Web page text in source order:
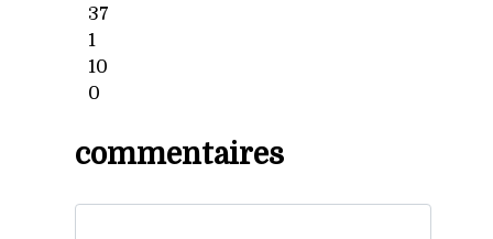
37
1
10
0
commentaires